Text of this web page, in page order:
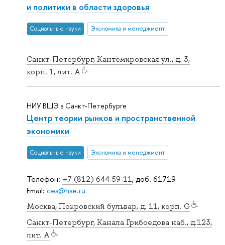
Санкт-Петербург, Кантемировская ул., д. 3,
корп. 1, лит. А
и политики в области здоровья
Социальные науки Экономика и менеджмент
Телефон: +7 (812) 644-59-11, доб. 61719
Email: ces@hse.ru
Москва, Покровский бульвар, д. 11, корп. G
Санкт-Петербург, Канала Грибоедова наб., д.123,
лит. А
НИУ ВШЭ в Санкт-Петербурге
Центр теории рынков и пространственной
экономики
Социальные науки Экономика и менеджмент